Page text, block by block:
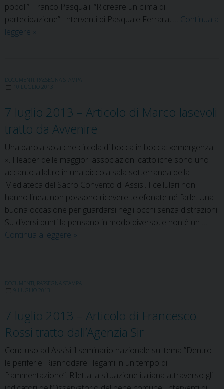
di
popoli”. Franco Pasquali: “Ricreare un clima di
partecipazione”. Interventi di Pasquale Ferrara, … Continua a
leggere 6
Articolo
Francesco
Rossi
tratto
dall’Agenzia
Sir
»
DOCUMENTI
RASSEGNA STAMPA
10 LUGLIO 2013
7 luglio 2013 – Articolo di Marco Iasevoli
tratto da Avvenire
Una parola sola che circola di bocca in bocca: «emergen­za
». I leader delle maggiori associazioni cattoliche sono uno
ac­canto allaltro in una piccola sala sot­terranea della
Mediateca del Sacro Convento di Assisi. I cellulari non
hanno linea, non possono ricevere telefonate né farle. Una
buona oc­casione per guardarsi negli occhi senza distrazioni.
Su diversi punti la pensano in modo diverso, e non è un …
Continua a leggere 7
Articolo
Marco
Iasevoli
tratto
da
Avvenire
»
DOCUMENTI
RASSEGNA STAMPA
9 LUGLIO 2013
7 luglio 2013 – Articolo di Francesco
Rossi tratto dall’Agenzia Sir
Concluso ad Assisi il seminario nazionale sul tema ”Dentro
le periferie. Riannodare i legami in un tempo di
frammentazione”. Riletta la situazione italiana attraverso gli